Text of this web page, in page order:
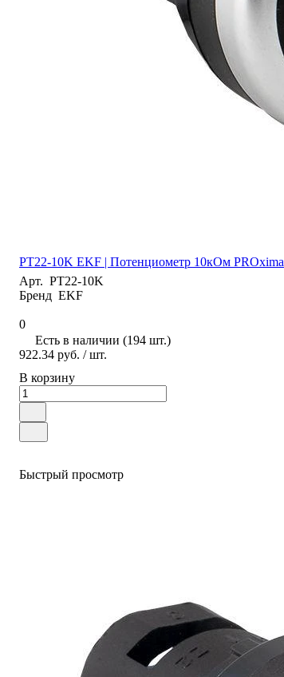
PT22-10K EKF | Потенциометр 10кОм PROxima
Арт. PT22-10K
Бренд EKF
0
Есть в наличии (194 шт.)
922.34 руб. / шт.
В корзину
Быстрый просмотр